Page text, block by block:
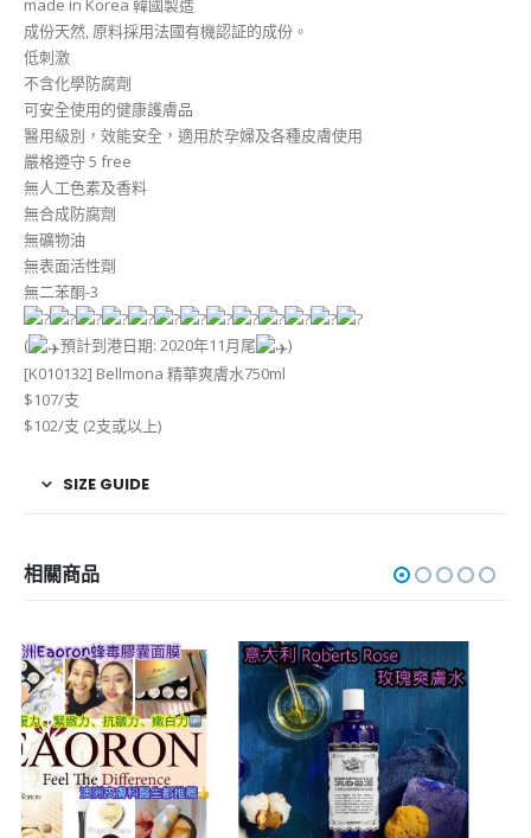
made in Korea 韓國製造
成份天然, 原料採用法國有機認証的成份。
低刺激
不含化學防腐劑
可安全使用的健康護膚品
醫用級別，效能安全，適用於孕婦及各種皮膚使用
嚴格遵守 5 free
無人工色素及香料
無合成防腐劑
無礦物油
無表面活性劑
無二苯酮-3
( 預計到港日期: 2020年11月尾
)
[K010132] Bellmona 精華爽膚水750ml
$107/支
$102/支 (2支或以上)
SIZE GUIDE
相關商品